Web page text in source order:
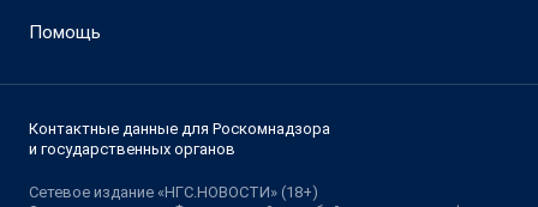
Помощь
Контактные данные для Роскомнадзора
и государственных органов
Сетевое издание «НГС.НОВОСТИ» (18+)